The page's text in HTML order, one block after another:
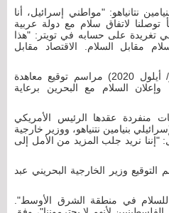
نتانياهو: "مواطني إسرائيل، أنا
لاتفاق سلام مع دولة عربية
تغريدة على حسابه في تويتر: "هذا
مقابل السلام. الاقتصاد مقابل
وشهد البيت الأبيض (15 سبتمبر/ أيلول 2020) مراسم توقيع معاهدة
وإعلان السلام مع البحرين برعاية
منفردة عقدها الرئيس الأمريكي
بنيامين نتنياهو، ووزير خارجية
"إننا نريد جلب المزيد من الأمل إلى
وزير الخارجية البحريني عبد
في منطقة الشرق الأوسط".